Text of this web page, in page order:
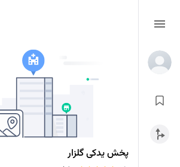
پخش یدکی گلزار